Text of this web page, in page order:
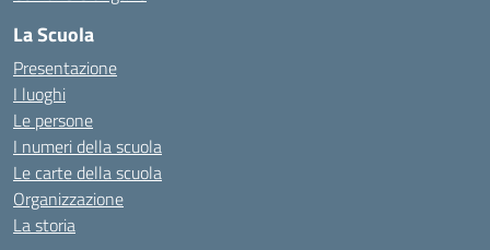
La Scuola
Presentazione
I luoghi
Le persone
I numeri della scuola
Le carte della scuola
Organizzazione
La storia